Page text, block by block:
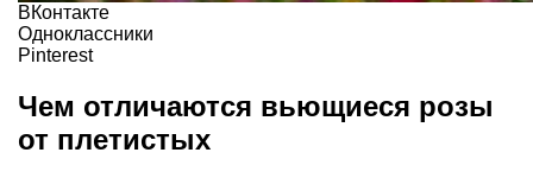
ВКонтакте
Одноклассники
Pinterest
Чем отличаются вьющиеся розы
от плетистых